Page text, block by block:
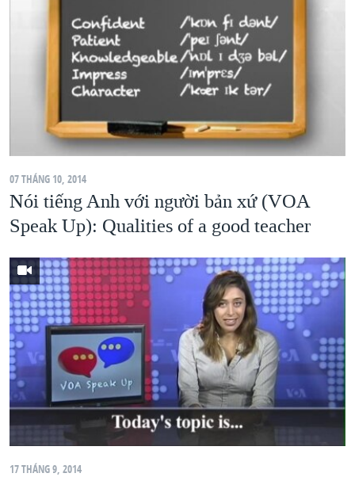
07 THÁNG 10, 2014
Nói tiếng Anh với người bản xứ (VOA
Speak Up): Qualities of a good teacher
17 THÁNG 9, 2014